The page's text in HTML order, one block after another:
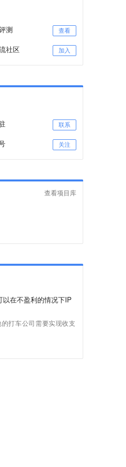
测 查看
社区 加入
联系
关注
查看项目库
以在不盈利的情况下IP
打车公司需要实现收支